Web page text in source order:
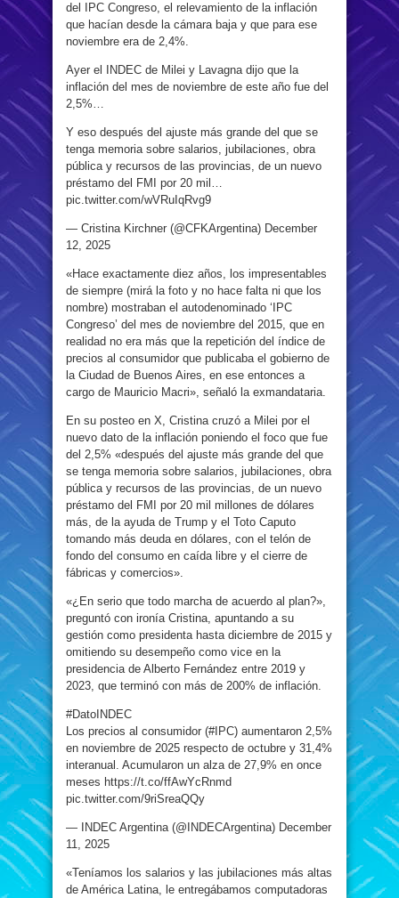
del IPC Congreso, el relevamiento de la inflación
que hacían desde la cámara baja y que para ese
noviembre era de 2,4%.
Ayer el INDEC de Milei y Lavagna dijo que la
inflación del mes de noviembre de este año fue del
2,5%…
Y eso después del ajuste más grande del que se
tenga memoria sobre salarios, jubilaciones, obra
pública y recursos de las provincias, de un nuevo
préstamo del FMI por 20 mil…
pic.twitter.com/wVRuIqRvg9
— Cristina Kirchner (@CFKArgentina) December
12, 2025
«Hace exactamente diez años, los impresentables
de siempre (mirá la foto y no hace falta ni que los
nombre) mostraban el autodenominado ‘IPC
Congreso’ del mes de noviembre del 2015, que en
realidad no era más que la repetición del índice de
precios al consumidor que publicaba el gobierno de
la Ciudad de Buenos Aires, en ese entonces a
cargo de Mauricio Macri», señaló la exmandataria.
En su posteo en X, Cristina cruzó a Milei por el
nuevo dato de la inflación poniendo el foco que fue
del 2,5% «después del ajuste más grande del que
se tenga memoria sobre salarios, jubilaciones, obra
pública y recursos de las provincias, de un nuevo
préstamo del FMI por 20 mil millones de dólares
más, de la ayuda de Trump y el Toto Caputo
tomando más deuda en dólares, con el telón de
fondo del consumo en caída libre y el cierre de
fábricas y comercios».
«¿En serio que todo marcha de acuerdo al plan?»,
preguntó con ironía Cristina, apuntando a su
gestión como presidenta hasta diciembre de 2015 y
omitiendo su desempeño como vice en la
presidencia de Alberto Fernández entre 2019 y
2023, que terminó con más de 200% de inflación.
#DatoINDEC
Los precios al consumidor (#IPC) aumentaron 2,5%
en noviembre de 2025 respecto de octubre y 31,4%
interanual. Acumularon un alza de 27,9% en once
meses https://t.co/ffAwYcRnmd
pic.twitter.com/9riSreaQQy
— INDEC Argentina (@INDECArgentina) December
11, 2025
«Teníamos los salarios y las jubilaciones más altas
de América Latina, le entregábamos computadoras